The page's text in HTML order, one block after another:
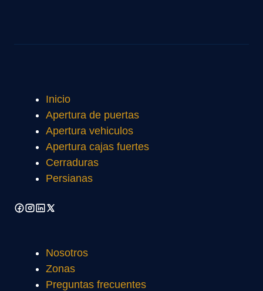
Inicio
Apertura de puertas
Apertura vehiculos
Apertura cajas fuertes
Cerraduras
Persianas
Nosotros
Zonas
Preguntas frecuentes